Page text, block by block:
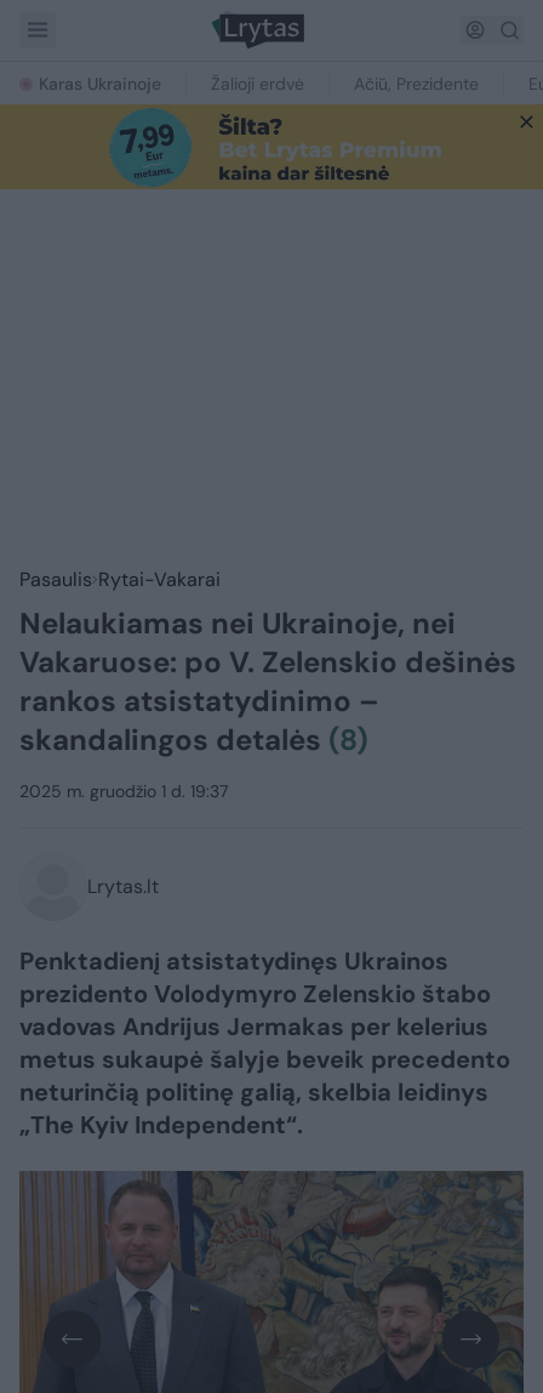
Karas Ukrainoje Žalioji erdvė Ačiū, Prezidente
Pasaulis Rytai-Vakarai
Nelaukiamas nei Ukrainoje, nei
Vakaruose: po V. Zelenskio dešinės
rankos atsistatydinimo –
skandalingos detalės (8)
2025 m. gruodžio 1 d. 19:37
Lrytas.lt
Penktadienį atsistatydinęs Ukrainos
prezidento Volodymyro Zelenskio štabo
vadovas Andrijus Jermakas per kelerius
metus sukaupė šalyje beveik precedento
neturinčią politinę galią, skelbia leidinys
„The Kyiv Independent“.